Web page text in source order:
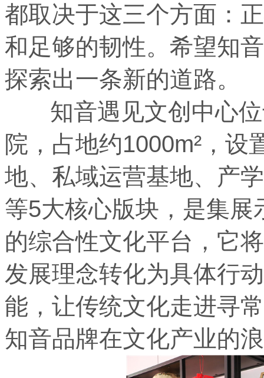
都取决于这三个方面：
和足够的韧性。希望知
探索出一条新的道路。
知音遇见文创中心位
院，占地约1000m²，
地、私域运营基地、产
等5大核心版块，是集
的综合性文化平台，它
发展理念转化为具体行
能，让传统文化走进寻
知音品牌在文化产业的